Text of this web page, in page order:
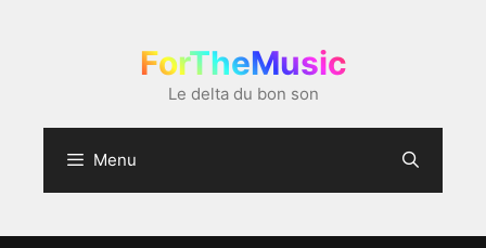
ForTheMusic
Le delta du bon son
Menu